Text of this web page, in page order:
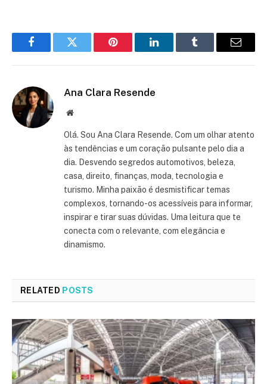
FacebookTwitter Pinterest LinkedInTumblr Email
Ana Clara Resende
Website
Olá. Sou Ana Clara Resende. Com um olhar atento
às tendências e um coração pulsante pelo dia a
dia. Desvendo segredos automotivos, beleza,
casa, direito, finanças, moda, tecnologia e
turismo. Minha paixão é desmistificar temas
complexos, tornando-os acessíveis para informar,
inspirar e tirar suas dúvidas. Uma leitura que te
conecta com o relevante, com elegância e
dinamismo.
RELATED POSTS